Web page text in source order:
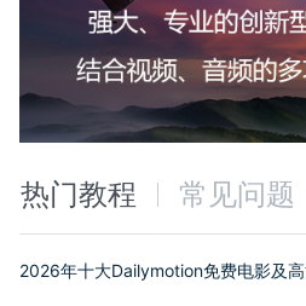
热门教程 常见问题
2026年十大Dailymotion免费电影及